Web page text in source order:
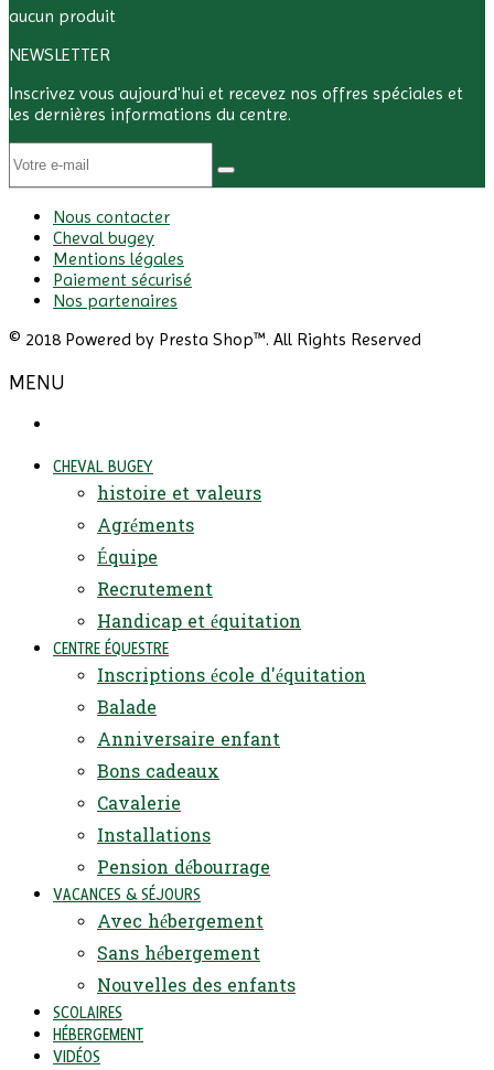
aucun produit
NEWSLETTER
Inscrivez vous aujourd'hui et recevez nos offres spéciales et
les dernières informations du centre.
Nous contacter
Cheval bugey
Mentions légales
Paiement sécurisé
Nos partenaires
© 2018 Powered by Presta Shop™. All Rights Reserved
MENU
CHEVAL BUGEY
histoire et valeurs
Agréments
Équipe
Recrutement
Handicap et équitation
CENTRE ÉQUESTRE
Inscriptions école d'équitation
Balade
Anniversaire enfant
Bons cadeaux
Cavalerie
Installations
Pension débourrage
VACANCES & SÉJOURS
Avec hébergement
Sans hébergement
Nouvelles des enfants
SCOLAIRES
HÉBERGEMENT
VIDÉOS